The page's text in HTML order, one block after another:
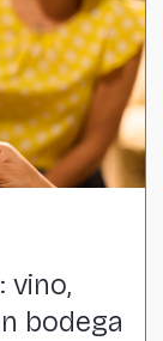
vino,
bodega